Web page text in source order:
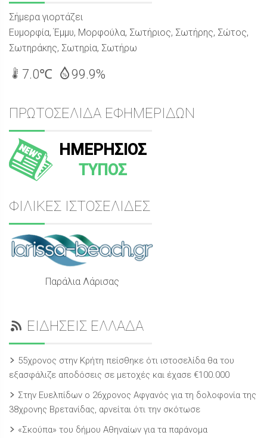
Σήμερα γιορτάζει
Ευμορφία, Έμμυ, Μορφούλα, Σωτήριος, Σωτήρης, Σώτος,
Σωτηράκης, Σωτηρία, Σωτήρω
7.0℃ 99.9%
ΠΡΩΤΟΣΕΛΙΔΑ ΕΦΗΜΕΡΙΔΩΝ
ΗΜΕΡΗΣΙΟΣ
ΤΥΠΟΣ
ΦΙΛΙΚΕΣ ΙΣΤΟΣΕΛΙΔΕΣ
Παράλια Λάρισας
ΕΙΔΗΣΕΙΣ ΕΛΛΑΔΑ
55χρονος στην Κρήτη πείσθηκε ότι ιστοσελίδα θα του
εξασφάλιζε αποδόσεις σε μετοχές και έχασε €100.000
Στην Ευελπίδων ο 26χρονος Αφγανός για τη δολοφονία της
38χρονης Βρετανίδας, αρνείται ότι την σκότωσε
«Σκούπα» του δήμου Αθηναίων για τα παράνομα